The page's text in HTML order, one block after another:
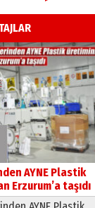
Gökhan YAZICI
Yesevi’den bir
”Reisimiz” idi…
yürüdü.!
2026 Perşembe
Bakırcı
hatıralarıyla
Faruk Terzioğlu!
2026 Çarşamba
BİNDESEN
Erzurum’a
proje daha!
2026 Pazar
AYNE Plastik
Erzurum’a taşıdı